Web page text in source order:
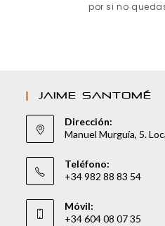
por si no
JAIME SANTOMÉ
Dirección:
Manuel Murguía, 5.
Teléfono:
+34 982 88 83 54
Móvil:
+34 604 08 07 35